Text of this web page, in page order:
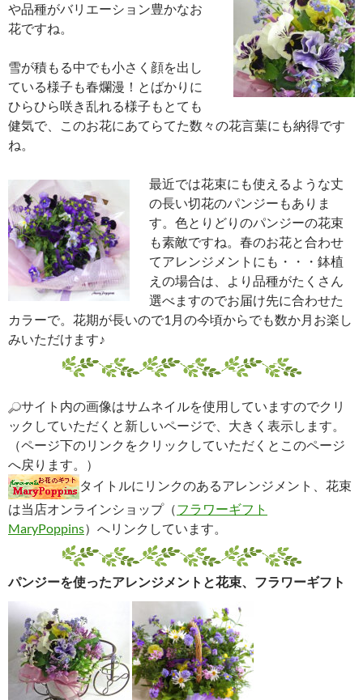
や品種がバリエーション豊かなお
花ですね。
雪が積もる中でも小さく顔を出し
ている様子も春爛漫！とばかりに
ひらひら咲き乱れる様子もとても
健気で、このお花にあてらてた数々の花言葉にも納得です
ね。
最近では花束にも使えるような丈
の長い切花のパンジーもありま
す。色とりどりのパンジーの花束
も素敵ですね。春のお花と合わせ
てアレンジメントにも・・・鉢植
えの場合は、より品種がたくさん
選べますのでお届け先に合わせた
カラーで。花期が長いので1月の今頃からでも数か月お楽し
みいただけます♪
サイト内の画像はサムネイルを使用していますのでクリ
ックしていただくと新しいページで、大きく表示します。
（ページ下のリンクをクリックしていただくとこのページ
へ戻ります。）
タイトルにリンクのあるアレンジメント、花束
は当店オンラインショップ（フラワーギフト
MaryPoppins）へリンクしています。
パンジーを使ったアレンジメントと花束、フラワーギフト